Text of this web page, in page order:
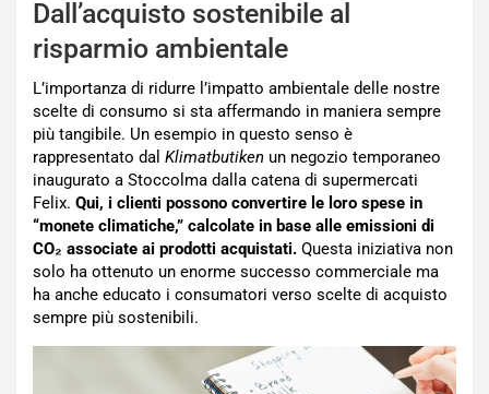
Dall’acquisto sostenibile al
risparmio ambientale
L’importanza di ridurre l’impatto ambientale delle nostre
scelte di consumo si sta affermando in maniera sempre
più tangibile. Un esempio in questo senso è
rappresentato dal Klimatbutiken un negozio temporaneo
inaugurato a Stoccolma dalla catena di supermercati
Felix. Qui, i clienti possono convertire le loro spese in
“monete climatiche,” calcolate in base alle emissioni di
CO₂ associate ai prodotti acquistati. Questa iniziativa non
solo ha ottenuto un enorme successo commerciale ma
ha anche educato i consumatori verso scelte di acquisto
sempre più sostenibili.